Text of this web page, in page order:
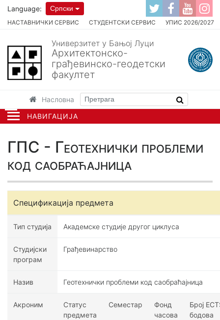
НАВИГАЦИЈА
НАСТАВНИЧКИ СЕРВИС СТУДЕНТСКИ СЕРВИС УПИС 2026/2027
Language: Српски
Универзитет у Бањој Луци
Архитектонско-
грађевинско-геодетски
факултет
Насловна
ГПС - Геотехнички проблеми
код саобраћајница
Спецификација предмета
Тип студија Академске студије другог циклуса
Студијски
програм
Грађевинарство
Назив Геотехнички проблеми код саобраћајница
Акроним
Статус
предмета
Семестар
Фонд
часова
Број
бодова